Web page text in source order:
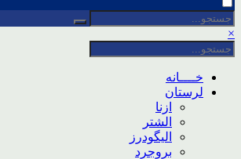
×
خــــانه
لرستان
ازنا
الشتر
الیگودرز
بروجرد